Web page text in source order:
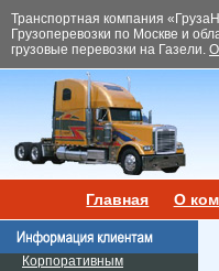
Транспортная компания
Грузоперевозки по Москве и
грузовые перевозки на Газели.
Главная О
Корпоративным